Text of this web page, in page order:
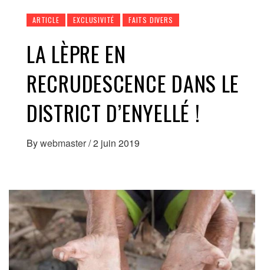
ARTICLE EXCLUSIVITÉ FAITS DIVERS
LA LÈPRE EN
RECRUDESCENCE DANS LE
DISTRICT D’ENYELLÉ !
Bywebmaster/2 juin 2019